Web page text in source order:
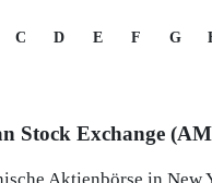
C D E F G
Stock Exchange